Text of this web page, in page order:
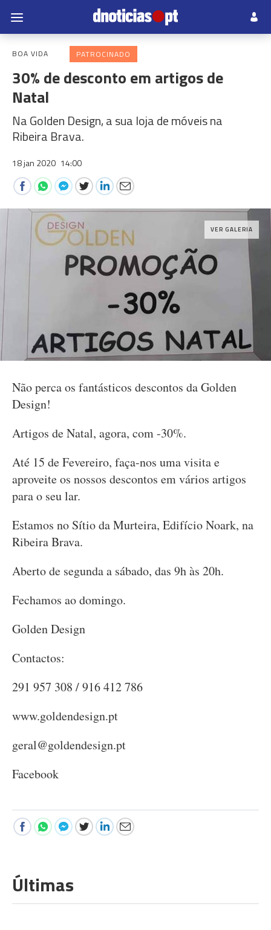
BOA VIDA PATROCINADO
30% de desconto em artigos de
Natal
Na Golden Design, a sua loja de móveis na
Ribeira Brava.
18 jan 2020 14:00
VER GALERIA
Não perca os fantásticos descontos da Golden
Design!
Artigos de Natal, agora, com -30%.
Até 15 de Fevereiro, faça-nos uma visita e
aproveite os nossos descontos em vários artigos
para o seu lar.
Estamos no Sítio da Murteira, Edifício Noark, na
Ribeira Brava.
Aberto de segunda a sábado, das 9h às 20h.
Fechamos ao domingo.
Golden Design
Contactos:
291 957 308 / 916 412 786
www.goldendesign.pt
geral@goldendesign.pt
Facebook
Últimas